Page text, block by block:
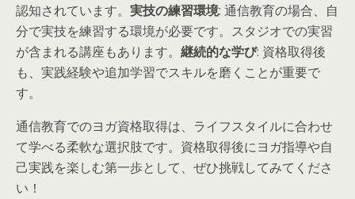
認知されています。 実技の練習環境: 通信教育の場合、自
分で実技を練習する環境が必要です。スタジオでの実習
が含まれる講座もあります。 継続的な学び: 資格取得後
も、実践経験や追加学習でスキルを磨くことが重要で
す。
通信教育でのヨガ資格取得は、ライフスタイルに合わせ
て学べる柔軟な選択肢です。資格取得後にヨガ指導や自
己実践を楽しむ第一歩として、ぜひ挑戦してみてくださ
い！